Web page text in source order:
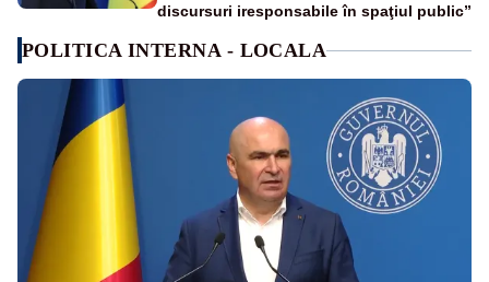
discursuri iresponsabile în spaţiul public”
POLITICA INTERNA - LOCALA